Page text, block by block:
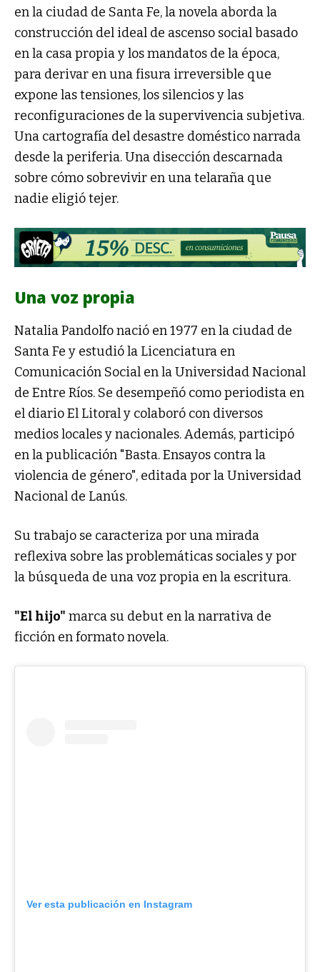
en la ciudad de Santa Fe, la novela aborda la
construcción del ideal de ascenso social basado
en la casa propia y los mandatos de la época,
para derivar en una fisura irreversible que
expone las tensiones, los silencios y las
reconfiguraciones de la supervivencia subjetiva.
Una cartografía del desastre doméstico narrada
desde la periferia. Una disección descarnada
sobre cómo sobrevivir en una telaraña que
nadie eligió tejer.
Una voz propia
Natalia Pandolfo nació en 1977 en la ciudad de
Santa Fe y estudió la Licenciatura en
Comunicación Social en la Universidad Nacional
de Entre Ríos. Se desempeñó como periodista en
el diario El Litoral y colaboró con diversos
medios locales y nacionales. Además, participó
en la publicación "Basta. Ensayos contra la
violencia de género", editada por la Universidad
Nacional de Lanús.
Su trabajo se caracteriza por una mirada
reflexiva sobre las problemáticas sociales y por
la búsqueda de una voz propia en la escritura.
"El hijo" marca su debut en la narrativa de
ficción en formato novela.
Ver esta publicación en Instagram